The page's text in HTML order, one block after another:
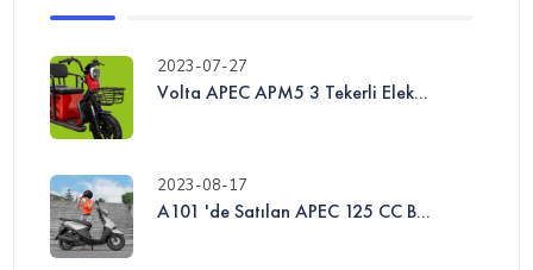
2023-07-27
Volta APEC APM5 3 Tekerli Elek...
2023-08-17
A101 'de Satılan APEC 125 CC B...